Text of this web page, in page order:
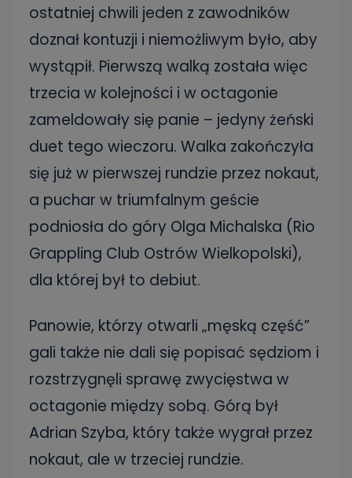
ostatniej chwili jeden z zawodników
doznał kontuzji i niemożliwym było, aby
wystąpił. Pierwszą walką została więc
trzecia w kolejności i w octagonie
zameldowały się panie – jedyny żeński
duet tego wieczoru. Walka zakończyła
się już w pierwszej rundzie przez nokaut,
a puchar w triumfalnym geście
podniosła do góry Olga Michalska (Rio
Grappling Club Ostrów Wielkopolski),
dla której był to debiut.
Panowie, którzy otwarli „męską część”
gali także nie dali się popisać sędziom i
rozstrzygnęli sprawę zwycięstwa w
octagonie między sobą. Górą był
Adrian Szyba, który także wygrał przez
nokaut, ale w trzeciej rundzie.